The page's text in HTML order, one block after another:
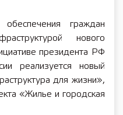
граждан
нового
президента РФ
реализуется новый
для жизни»,
«Жилье и городская